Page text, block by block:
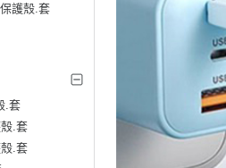
護殼.套
.套
.套
.套